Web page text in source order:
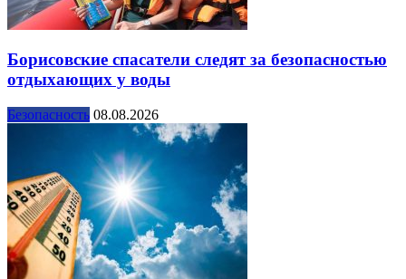
Борисовские спасатели следят за безопасностью
отдыхающих у воды
Безопасность 08.08.2026